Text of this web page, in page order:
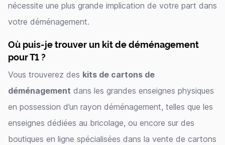
nécessite une plus grande implication de votre part dans
votre déménagement.
Où puis-je trouver un kit de déménagement
pour T1 ?
Vous trouverez des kits de cartons de
déménagement dans les grandes enseignes physiques
en possession d’un rayon déménagement, telles que les
enseignes dédiées au bricolage, ou encore sur des
boutiques en ligne spécialisées dans la vente de cartons